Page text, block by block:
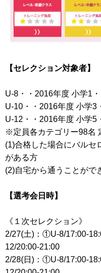
【セレクション対象者】
U-8・・2016年度 小学1
U-10・・2016年度 小学3
U-12・・2016年度 小学5
※定員各カテゴリー98名
(1)合格した場合にバルセ
がある方
(2)自宅から通うことがで
【選考会日時】
《１次セレクション》
2/27(土)：①U-8/17:00-
12/20:00-21:00
2/28(日)：①U-8/17:00-